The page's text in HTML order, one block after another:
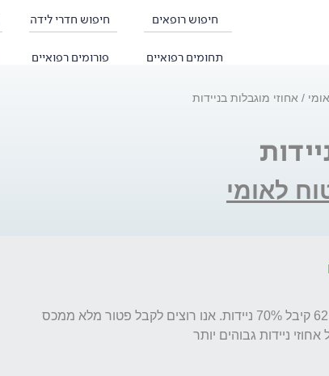
חיפוש רופאים חיפוש חדרי לידה
תחומים רפואיים פורומים רפואיים
אחוזי מוגבלות בניידות
לאומי
ניידות גבוהים יותר